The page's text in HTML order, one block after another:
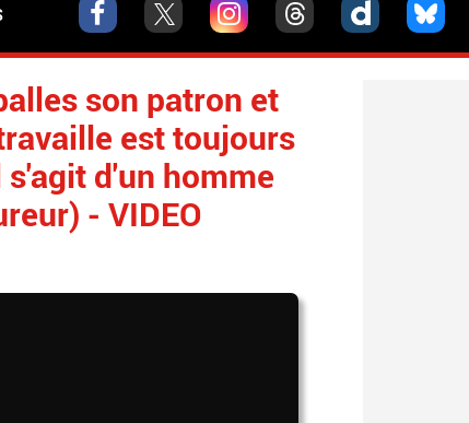
son patron et
est toujours
d'un homme
- VIDEO